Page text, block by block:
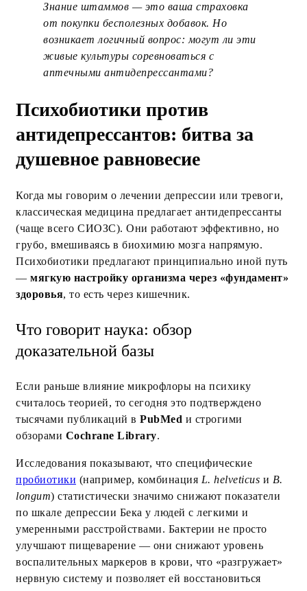
Знание штаммов — это ваша страховка
от покупки бесполезных добавок. Но
возникает логичный вопрос: могут ли эти
живые культуры соревноваться с
аптечными антидепрессантами?
Психобиотики против
антидепрессантов: битва за
душевное равновесие
Когда мы говорим о лечении депрессии или тревоги,
классическая медицина предлагает антидепрессанты
(чаще всего СИОЗС). Они работают эффективно, но
грубо, вмешиваясь в биохимию мозга напрямую.
Психобиотики предлагают принципиально иной путь
— мягкую настройку организма через «фундамент»
здоровья, то есть через кишечник.
Что говорит наука: обзор
доказательной базы
Если раньше влияние микрофлоры на психику
считалось теорией, то сегодня это подтверждено
тысячами публикаций в PubMed и строгими
обзорами Cochrane Library.
Исследования показывают, что специфические
пробиотики (например, комбинация L. helveticus и B.
longum) статистически значимо снижают показатели
по шкале депрессии Бека у людей с легкими и
умеренными расстройствами. Бактерии не просто
улучшают пищеварение — они снижают уровень
воспалительных маркеров в крови, что «разгружает»
нервную систему и позволяет ей восстановиться